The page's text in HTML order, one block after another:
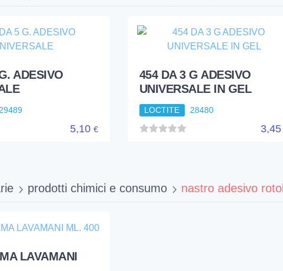
ADESIVO
5,10 €
454 DA 3 G ADESIVO
UNIVERSALE IN GEL
LOCTITE 28480
prodotti chimici e consumo nastro adesivo
LAVAMANI